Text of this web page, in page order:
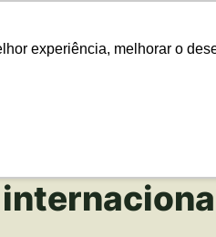
experiência, melhorar o